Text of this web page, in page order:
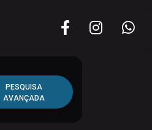
PESQUISA
AVANÇADA